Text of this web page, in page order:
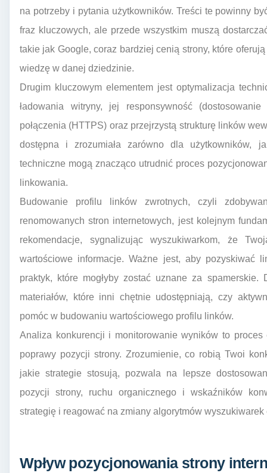
na potrzeby i pytania użytkowników. Treści te powinny
fraz kluczowych, ale przede wszystkim muszą
takie jak Google, coraz bardziej cenią strony, które
wiedzę w danej dziedzinie.
Drugim kluczowym elementem jest optymalizacja
ładowania witryny, jej responsywność
połączenia (HTTPS) oraz przejrzystą strukturę linków
dostępna i zrozumiała zarówno dla użytkowników,
techniczne mogą znacząco utrudnić proces
linkowania.
Budowanie profilu linków zwrotnych, czyli
renomowanych stron internetowych, jest kolejnym
rekomendacje, sygnalizując wyszukiwarkom, że
wartościowe informacje. Ważne jest, aby pozyskiwać
praktyk, które mogłyby zostać uznane za spamerskie.
materiałów, które inni chętnie udostępniają, czy
pomóc w budowaniu wartościowego profilu linków.
Analiza konkurencji i monitorowanie wyników to
poprawy pozycji strony. Zrozumienie, co robią Twoi
jakie strategie stosują, pozwala na lepsze
pozycji strony, ruchu organicznego i wskaźników
strategię i reagować na zmiany algorytmów
Wpływ pozycjonowania strony